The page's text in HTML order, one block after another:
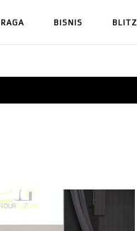
BISNIS BLITZ